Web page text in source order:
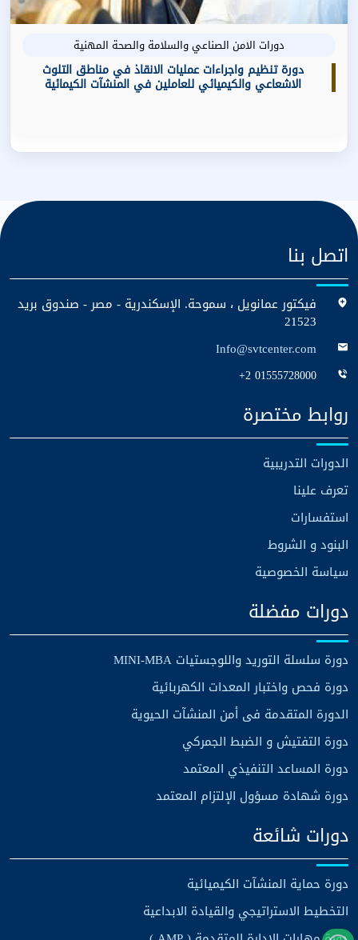
دورات الامن الصناعي والسلامة والصحة المهنية
دورة تنظيم واجراءات عمليات الانقاذ في مناطق التلوث
الاشعاعي والكيميائي للعاملين في المنشآت الكيمائية
اتصل بنا
فيكتور عمانويل ، سموحة. الإسكندرية - مصر - صندوق بريد
21523
Info@svtcenter.com
+2 01555728000
روابط مختصرة
الدورات التدريبية
تعرف علينا
استفسارات
البنود و الشروط
سياسة الخصوصية
دورات مفضلة
دورة سلسلة التوريد واللوجستيات MINI-MBA
دورة فحص واختبار المعدات الكهربائية
الدورة المتقدمة فى أمن المنشآت الحيوية
دورة التفتيش و الضبط الجمركي
دورة المساعد التنفيذي المعتمد
دورة شهادة مسؤول الإلتزام المعتمد
دورات شائعة
دورة حماية المنشآت الكيميائية
التخطيط الاستراتيجي والقيادة الابداعية